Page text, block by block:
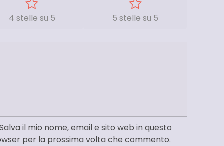
4 stelle su 5 5 stelle su 5
Salva il mio nome, email e sito web in questo
per la prossima volta che commento.